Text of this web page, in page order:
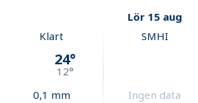
Lör 15 aug
Klart
24°
12°
0,1 mm
SMHI
Ingen data